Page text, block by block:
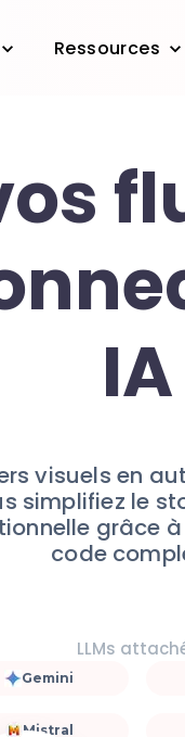
Ressources
IA
visuels en
simplifiez le
grâce
code
LLMs
Gemini
Mistral